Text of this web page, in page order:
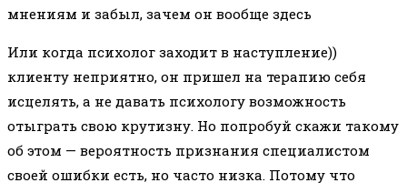
мнениям и забыл, зачем он вообще здесь
Или когда психолог заходит в наступление))
клиенту неприятно, он пришел на терапию себя
исцелять, а не давать психологу возможность
отыграть свою крутизну. Но попробуй скажи такому
об этом — вероятность признания специалистом
своей ошибки есть, но часто низка. Потому что